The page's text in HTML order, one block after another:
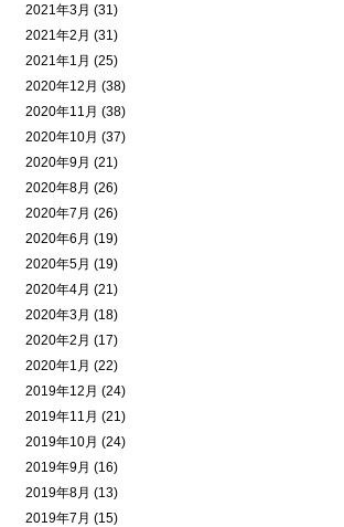
2021年3月 (31)
2021年2月 (31)
2021年1月 (25)
2020年12月 (38)
2020年11月 (38)
2020年10月 (37)
2020年9月 (21)
2020年8月 (26)
2020年7月 (26)
2020年6月 (19)
2020年5月 (19)
2020年4月 (21)
2020年3月 (18)
2020年2月 (17)
2020年1月 (22)
2019年12月 (24)
2019年11月 (21)
2019年10月 (24)
2019年9月 (16)
2019年8月 (13)
2019年7月 (15)